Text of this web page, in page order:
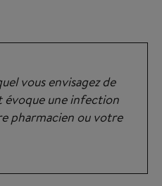
vous envisagez de
évoque une infection
pharmacien ou votre